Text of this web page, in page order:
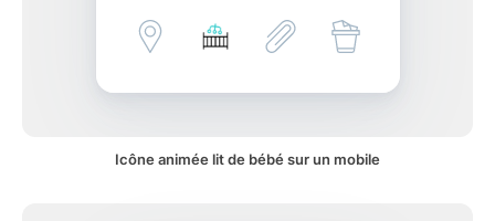
Icône animée lit de bébé sur un mobile